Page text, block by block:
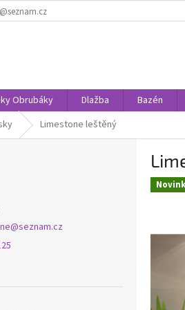
Obrubáky Dlažba Bazén
Limestone leštěný
@seznam.cz